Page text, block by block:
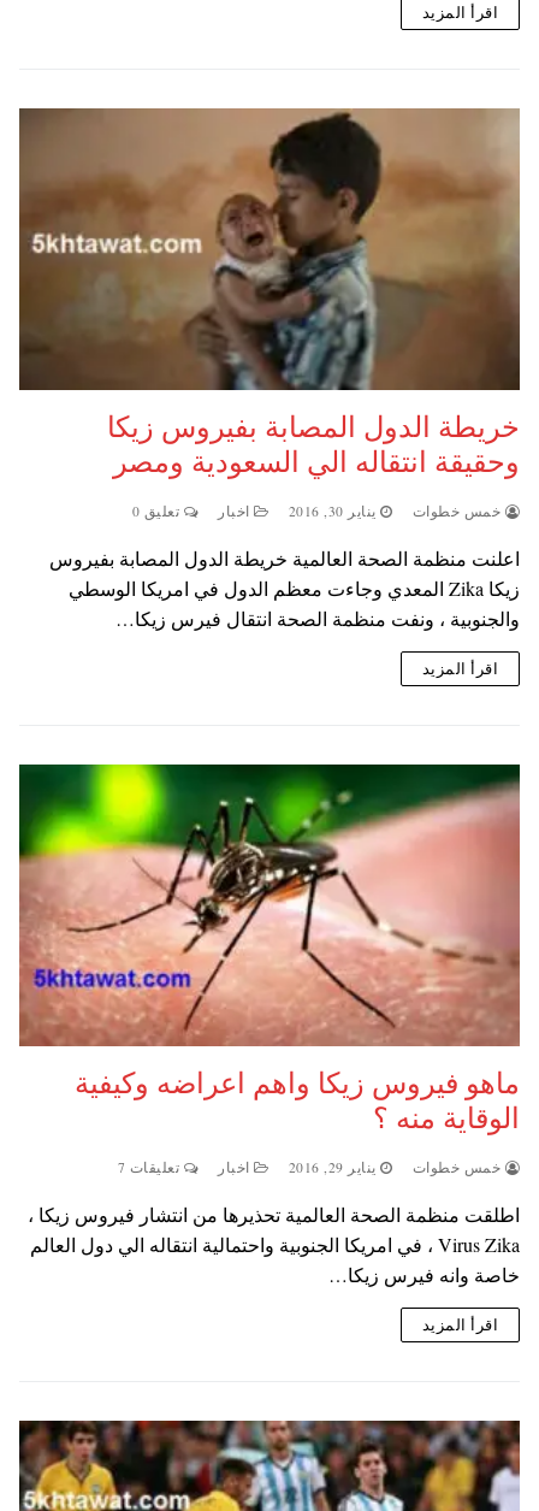
اقرأ المزيد
خريطة الدول المصابة بفيروس زيكا
وحقيقة انتقاله الي السعودية ومصر
خمس خطوات يناير 30, 2016 اخبار تعليق 0
اعلنت منظمة الصحة العالمية خريطة الدول المصابة بفيروس
زيكا Zika المعدي وجاءت معظم الدول في امريكا الوسطي
والجنوبية ، ونفت منظمة الصحة انتقال فيرس زيكا…
اقرأ المزيد
ماهو فيروس زيكا واهم اعراضه وكيفية
الوقاية منه ؟
خمس خطوات يناير 29, 2016 اخبار تعليقات 7
اطلقت منظمة الصحة العالمية تحذيرها من انتشار فيروس زيكا ،
Virus Zika ، في امريكا الجنوبية واحتمالية انتقاله الي دول العالم
خاصة وانه فيرس زيكا…
اقرأ المزيد